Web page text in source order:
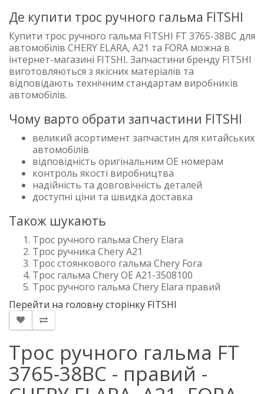
Де купити трос ручного гальма FITSHI
Купити трос ручного гальма FITSHI FT 3765-38BC для
автомобілів CHERY ELARA, A21 та FORA можна в
інтернет-магазині FITSHI. Запчастини бренду FITSHI
виготовляються з якісних матеріалів та
відповідають технічним стандартам виробників
автомобілів.
Чому варто обрати запчастини FITSHI
великий асортимент запчастин для китайських
автомобілів
відповідність оригінальним OE номерам
контроль якості виробництва
надійність та довговічність деталей
доступні ціни та швидка доставка
Також шукають
Трос ручного гальма Chery Elara
Трос ручника Chery A21
Трос стоянкового гальма Chery Fora
Трос гальма Chery OE A21-3508100
Трос ручного гальма Chery Elara правий
Перейти на головну сторінку FITSHI
Трос ручного гальма FT
3765-38BC - правий -